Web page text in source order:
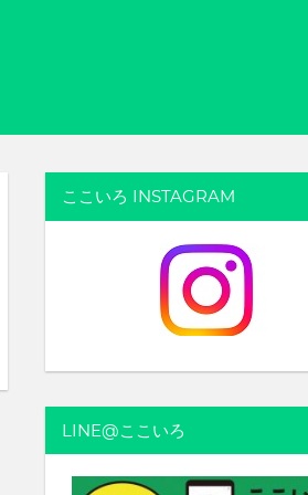
ここいろ INSTAGRAM
LINE@ここいろ